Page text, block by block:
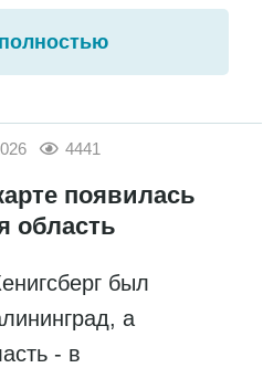
4441
появилась
область
был
а
- в